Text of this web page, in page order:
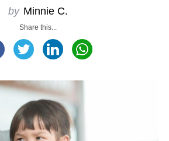
by Minnie C.
Share this...